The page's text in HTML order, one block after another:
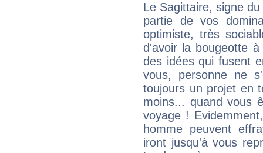
Le Sagittaire, signe
partie de vos
optimiste, très
d'avoir la bougeotte
des idées qui fusent
vous, personne ne
toujours un projet en
moins... quand vous
voyage !
homme peuvent
iront jusqu'à vous